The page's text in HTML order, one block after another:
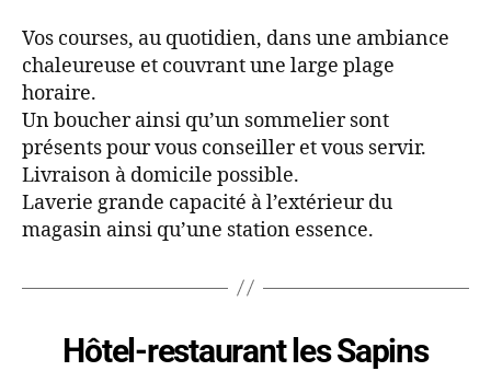
Vos courses, au quotidien, dans une ambiance
chaleureuse et couvrant une large plage
horaire.
Un boucher ainsi qu’un sommelier sont
présents pour vous conseiller et vous servir.
Livraison à domicile possible.
Laverie grande capacité à l’extérieur du
magasin ainsi qu’une station essence.
Hôtel-restaurant les Sapins